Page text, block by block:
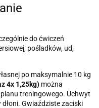
do ćwiczeń
pośladków, ud,
po maksymalnie 10 kg
4x 1,25kg) można
treningowego. Uchwyt
Gwiaździste zaciski